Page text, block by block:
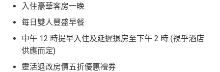
入住豪華客房一晚
每日雙人豐盛早餐
中午 12 時提早入住及延遲退房至下午 2 時 (視乎酒店
供應而定)
靈活退改房價五折優惠禮券